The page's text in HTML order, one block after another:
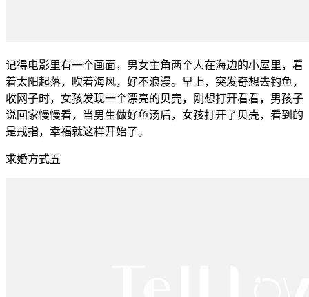
记得电影里有一个画面，男女主角两个人在海边的小屋里，看
着太阳起落，吹着海风，好不浪漫。早上，突发奇想去钓鱼，
收网子时，女孩发现一个漂亮的贝壳，刚想打开看看，男孩子
说回家慢慢看，当男生做好鱼汤后，女孩打开了贝壳，看到的
是戒指，幸福就这样开始了。
求婚方式五